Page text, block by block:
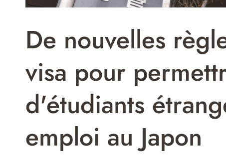
De nouvelles
visa pour
d'étudiants
emploi au Japon